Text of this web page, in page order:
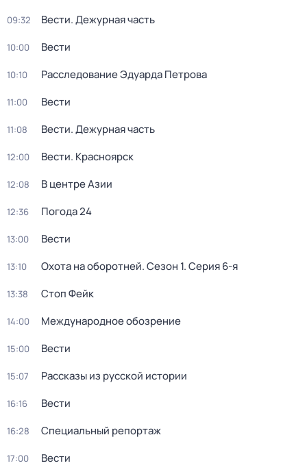
09:32 Вести. Дежурная часть
10:00 Вести
10:10 Расследование Эдуарда Петрова
11:00 Вести
11:08 Вести. Дежурная часть
12:00 Вести. Красноярск
12:08 В центре Азии
12:36 Погода 24
13:00 Вести
13:10 Охота на оборотней. Сезон 1. Серия 6-я
13:38 Стоп Фейк
14:00 Международное обозрение
15:00 Вести
15:07 Рассказы из русской истории
16:16 Вести
16:28 Специальный репортаж
17:00 Вести